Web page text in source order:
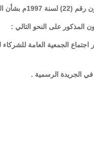
اجتماع الجمعية العامة